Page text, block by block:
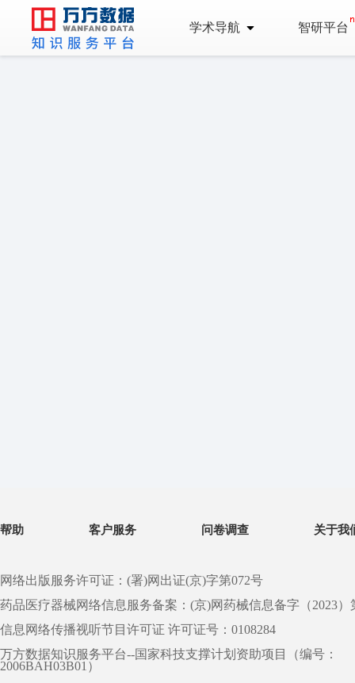
学术导航 智研平台
帮助 客户服务 问卷调查 关于我
网络出版服务许可证：(署)网出证(京)字第072号
药品医疗器械网络信息服务备案：(京)网药械信息备字（2023）
信息网络传播视听节目许可证 许可证号：0108284
万方数据知识服务平台--国家科技支撑计划资助项目（编号：
2006BAH03B01）